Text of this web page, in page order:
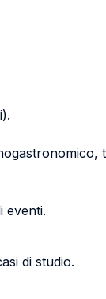
eventi.
di studio.